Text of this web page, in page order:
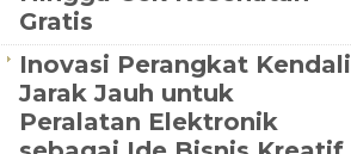
Gratis
Inovasi Perangkat Kendali
Jarak Jauh untuk
Peralatan Elektronik